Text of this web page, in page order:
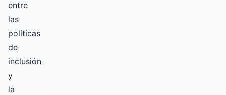
entre
las
políticas
de
inclusión
y
la